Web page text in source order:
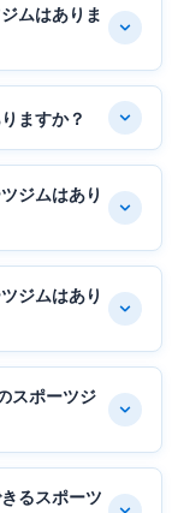
ムはありま
ますか？
ジムはあり
ジムはあり
スポーツジ
るスポーツ